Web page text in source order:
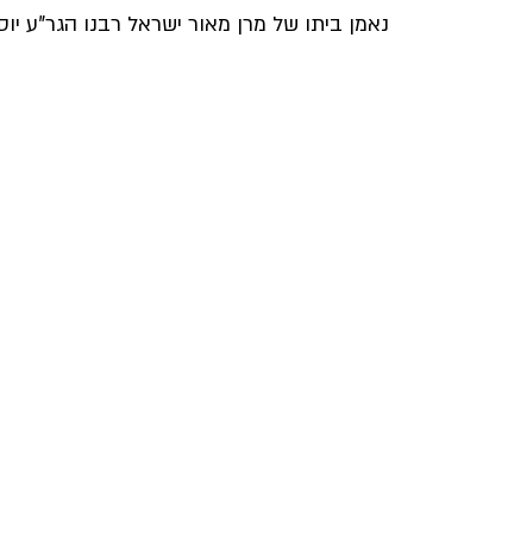
נאמן ביתו של מרן מאור ישראל רבנו הגר"ע